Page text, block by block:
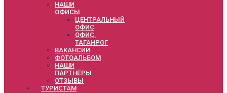
НАШИ
ОФИСЫ
ЦЕНТРАЛЬНЫЙ
ОФИС
ОФИС.
ТАГАНРОГ
ВАКАНСИИ
ФОТОАЛЬБОМ
НАШИ
ПАРТНЁРЫ
ОТЗЫВЫ
ТУРИСТАМ